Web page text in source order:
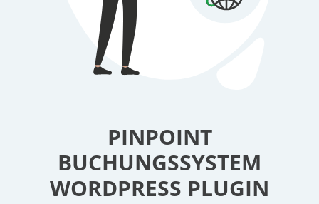
PINPOINT
BUCHUNGSSYSTEM
WORDPRESS PLUGIN